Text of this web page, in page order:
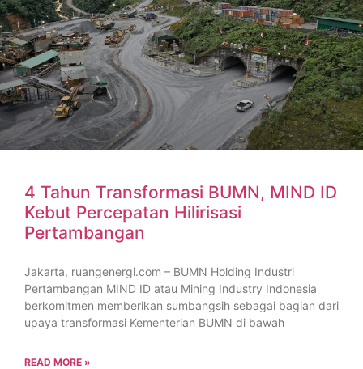
4 Tahun Transformasi BUMN, MIND ID
Kebut Percepatan Hilirisasi
Pertambangan
Jakarta, ruangenergi.com – BUMN Holding Industri
Pertambangan MIND ID atau Mining Industry Indonesia
berkomitmen memberikan sumbangsih sebagai bagian dari
upaya transformasi Kementerian BUMN di bawah
READ MORE »